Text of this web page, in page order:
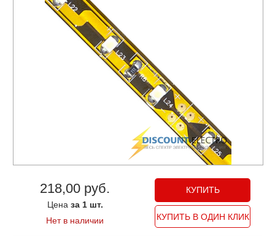
218,00 руб.
Цена за 1 шт.
Нет в наличии
КУПИТЬ В ОДИН КЛИК